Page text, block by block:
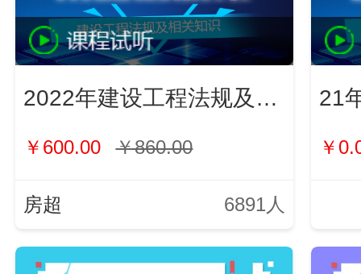
2022年建设工程法规及相关知识
￥600.00 ￥860.00
房超 6891人
21
￥